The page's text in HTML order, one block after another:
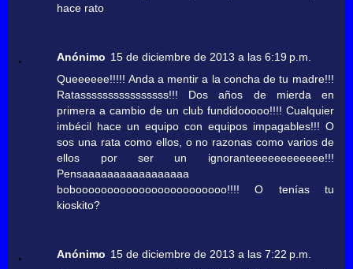
hace rato
Anónimo 15 de diciembre de 2013 a las 6:19 p.m.
Queeeeee!!!!! Anda a mentir a la concha de tu madre!!!
Ratassssssssssssssss!!! Dos años de mierda en
primera a cambio de un club fundidooooo!!!! Cualquier
imbécil hace un equipo con equipos impagables!!! O
sos una rata como ellos, o no razonas como varios de
ellos por ser un ignoranteeeeeeeeeeee!!!
Pensaaaaaaaaaaaaaaaaa
boboooooooooooooooooooooooo!!!! O tenías tu
kioskito?
Anónimo 15 de diciembre de 2013 a las 7:22 p.m.